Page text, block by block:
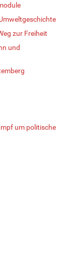
zur Freiheit
und
um politische